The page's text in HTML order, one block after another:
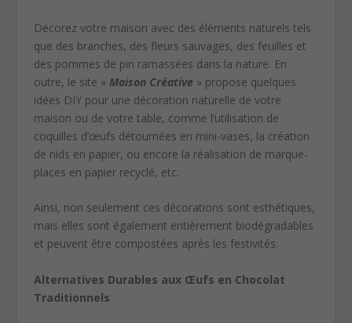
Décorez votre maison avec des éléments naturels tels
que des branches, des fleurs sauvages, des feuilles et
des pommes de pin ramassées dans la nature. En
outre, le site « Maison Créative » propose quelques
idées DIY pour une décoration naturelle de votre
maison ou de votre table, comme l’utilisation de
coquilles d’œufs détournées en mini-vases, la création
de nids en papier, ou encore la réalisation de marque-
places en papier recyclé, etc.
Ainsi, non seulement ces décorations sont esthétiques,
mais elles sont également entièrement biodégradables
et peuvent être compostées après les festivités.
Alternatives Durables aux Œufs en Chocolat
Traditionnels